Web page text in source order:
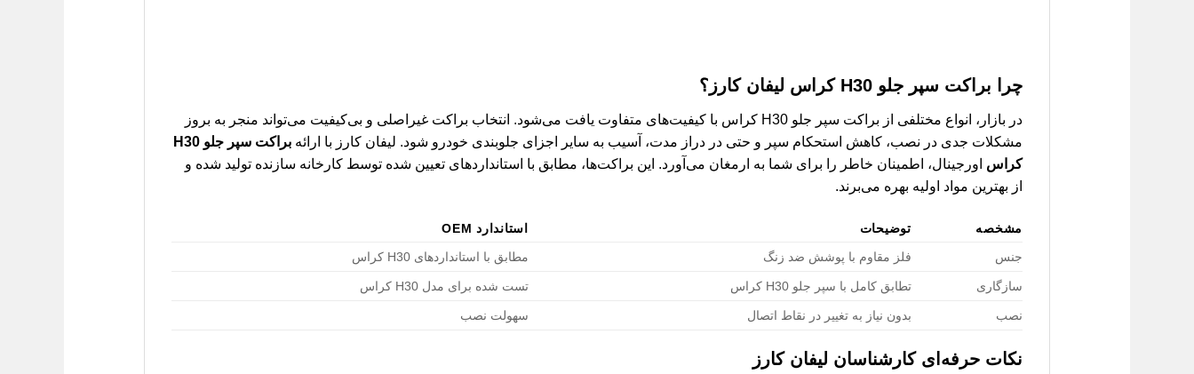
چرا براکت سپر جلو H30 کراس لیفان کارز؟
در بازار، انواع مختلفی از براکت سپر جلو H30 کراس با کیفیت‌های متفاوت یافت می‌شود. انتخاب براکت غیراصلی و بی‌کیفیت می‌تواند منجر به بروز
مشکلات جدی در نصب، کاهش استحکام سپر و حتی در دراز مدت، آسیب به سایر اجزای جلوبندی خودرو شود. لیفان کارز با ارائه
براکت سپر جلو H30
کراس اورجینال، اطمینان خاطر را برای شما به ارمغان می‌آورد. این براکت‌ها، مطابق با استانداردهای تعیین شده توسط کارخانه سازنده تولید شده و
از بهترین مواد اولیه بهره می‌برند.
مشخصه توضیحات
استاندارد OEM
جنس
فلز مقاوم با پوشش ضد زنگ مطابق با استانداردهای H30 کراس
سازگاری تطابق کامل با سپر جلو H30 کراس تست شده برای مدل H30 کراس
نصب بدون نیاز به تغییر در نقاط اتصال سهولت نصب
نکات حرفه‌ای کارشناسان لیفان کارز